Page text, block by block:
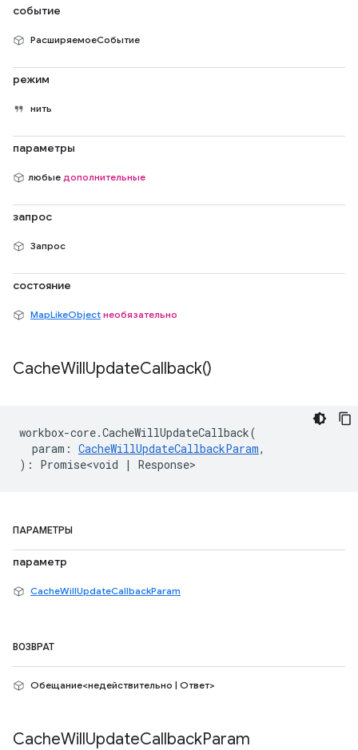
событие
РасширяемоеСобытие
режим
нить
параметры
любые дополнительные
запрос
Запрос
состояние
MapLikeObject необязательно
CacheWillUpdateCallback()
workbox-core.CacheWillUpdateCallback(
param : CacheWillUpdateCallbackParam,
) : Promise<void | Response>
ПАРАМЕТРЫ
параметр
CacheWillUpdateCallbackParam
ВОЗВРАТ
Обещание<недействительно | Ответ>
CacheWillUpdateCallbackParam